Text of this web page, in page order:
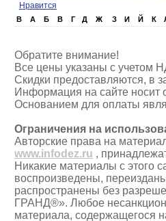
Нравится
B А Б В Г Д Ж З И Й К
Обратите внимание!
Все цены указаны с учетом
Скидки предоставляются, в
Информация на сайте носит
Основанием для оплаты
Ограничения на
Авторские права на
www.infodez.ru ,
Никакие материалы с этого
воспроизведены,
распространены без
ГРАНД®». Любое
материала, содержащегося